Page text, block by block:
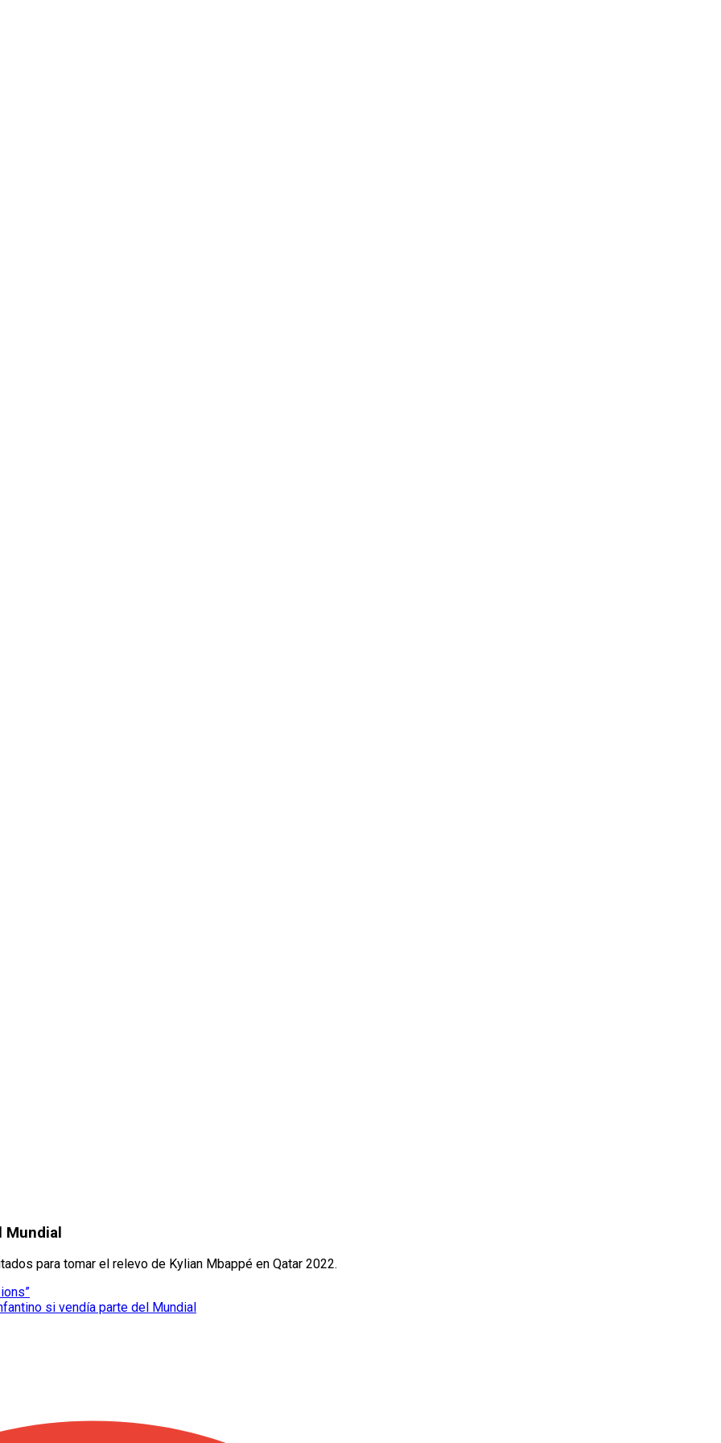
Mundial
para tomar el relevo de Kylian Mbappé en Qatar 2022.
si vendía parte del Mundial